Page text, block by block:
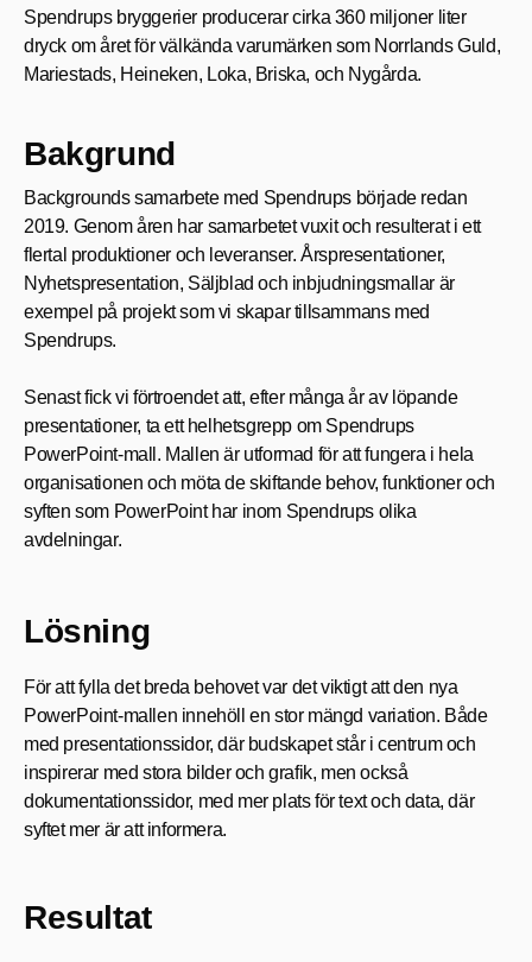
Spendrups bryggerier producerar cirka 360 miljoner liter
dryck om året för välkända varumärken som Norrlands Guld,
Mariestads, Heineken, Loka, Briska, och Nygårda.
Bakgrund
Backgrounds samarbetemed Spendrups började redan
2019. Genom åren har samarbetetvuxit och resulterat i ett
flertal produktioner och leveranser. Årspresentationer,
Nyhetspresentation, Säljblad och inbjudningsmallar är
exempel på projekt som vi skapar tillsammans med
Spendrups.
Senast fick vi förtroendet att, efter många år av löpande
presentationer, ta ett helhetsgrepp om Spendrups
PowerPoint‑mall. Mallen är utformad för att fungera i hela
organisationen och möta de skiftande behov, funktioner och
syften som PowerPoint har inom Spendrups olika
avdelningar.
Lösning
För att fylla det breda behovet var detviktigt attden nya
PowerPoint-mallen innehöll en stor mängd variation. Både
med presentationssidor, där budskapet står i centrum och
inspirerar med stora bilder och grafik, men också
dokumentationssidor, med mer plats för text och data,där
syftet mer är att informera.
Resultat